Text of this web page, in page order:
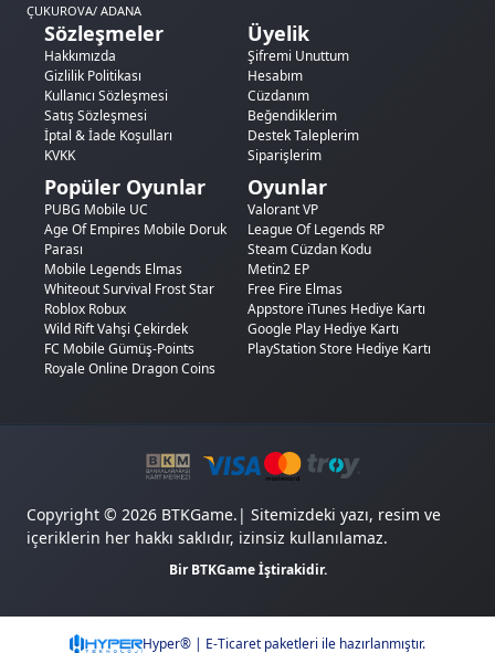
ÇUKUROVA/ ADANA
Sözleşmeler
Hakkımızda
Gizlilik Politikası
Kullanıcı Sözleşmesi
Satış Sözleşmesi
İptal & İade Koşulları
KVKK
Üyelik
Şifremi Unuttum
Hesabım
Cüzdanım
Beğendiklerim
Destek Taleplerim
Siparişlerim
Popüler Oyunlar
PUBG Mobile UC
Age Of Empires Mobile Doruk
Parası
Mobile Legends Elmas
Whiteout Survival Frost Star
Roblox Robux
Wild Rift Vahşi Çekirdek
FC Mobile Gümüş-Points
Royale Online Dragon Coins
Oyunlar
Valorant VP
League Of Legends RP
Steam Cüzdan Kodu
Metin2 EP
Free Fire Elmas
Appstore iTunes Hediye Kartı
Google Play Hediye Kartı
PlayStation Store Hediye Kartı
Copyright © 2026 BTKGame.| Sitemizdeki yazı, resim ve
içeriklerin her hakkı saklıdır, izinsiz kullanılamaz.
Bir BTKGame İştirakidir.
Hyper® | E-Ticaret paketleri ile hazırlanmıştır.